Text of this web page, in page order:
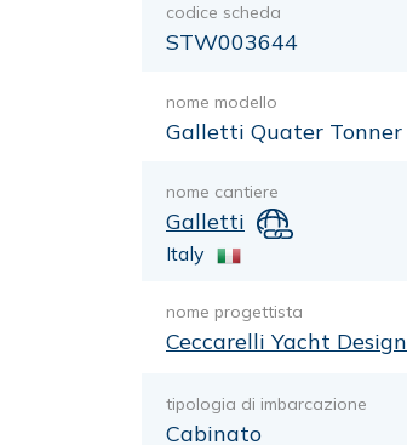
codice scheda
STW003644
nome modello
Galletti Quater Tonner
nome cantiere
Galletti
Italy
nome progettista
Ceccarelli Yacht Design
tipologia di imbarcazione
Cabinato